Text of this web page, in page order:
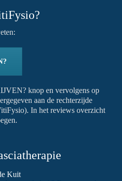
knop en vervolgens op
aan de rechterzijde
In het reviews overzicht
Kuit